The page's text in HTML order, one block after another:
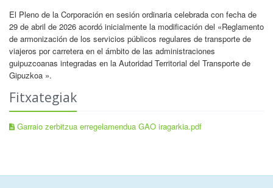
El Pleno de la Corporación en sesión ordinaria celebrada con fecha de
29 de abril de 2026 acordó inicialmente la modificación del «Reglamento
de armonización de los servicios públicos regulares de transporte de
viajeros por carretera en el ámbito de las administraciones
guipuzcoanas integradas en la Autoridad Territorial del Transporte de
Gipuzkoa ».
Fitxategiak
Garraio zerbitzua erregelamendua GAO iragarkia.pdf